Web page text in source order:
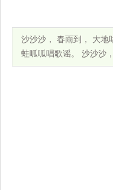
沙沙沙， 春雨到， 大地
蛙呱呱唱歌谣。 沙沙沙